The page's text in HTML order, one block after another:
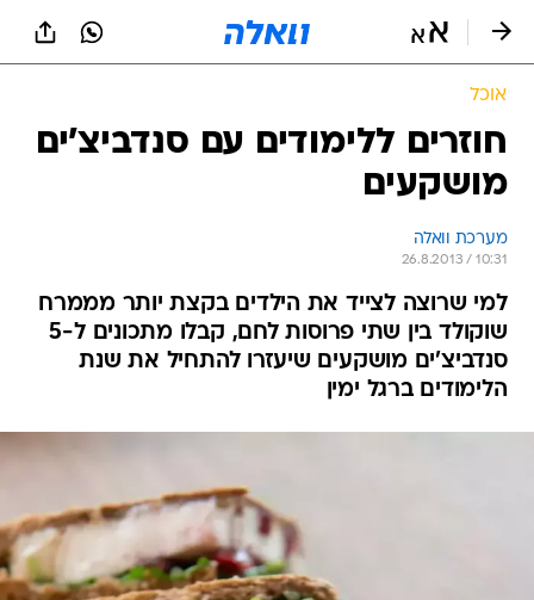
אוכל
חוזרים ללימודים עם סנדביצ'ים
מושקעים
מערכת וואלה
26.8.2013 / 10:31
למי שרוצה לצייד את הילדים בקצת יותר מממרח
שוקולד בין שתי פרוסות לחם, קבלו מתכונים ל-5
סנדביצ'ים מושקעים שיעזרו להתחיל את שנת
הלימודים ברגל ימין